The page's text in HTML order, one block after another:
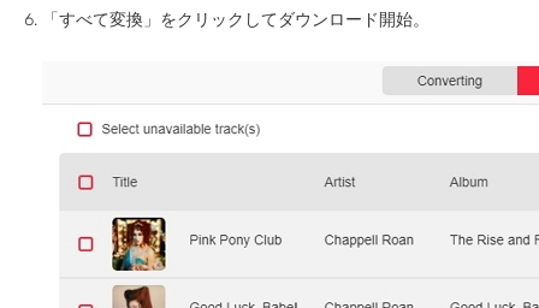
「すべて変換」をクリックしてダウンロード開始。